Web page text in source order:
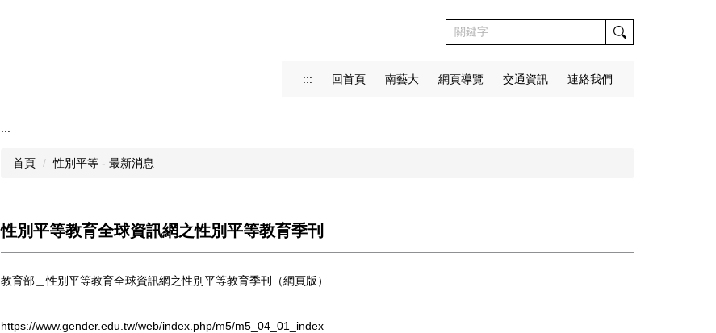
::: 回首頁 南藝大 網頁導覽 交通資訊 連絡我們
:::
首頁 性別平等 - 最新消息
性別平等教育全球資訊網之性別平等教育季刊
教育部＿性別平等教育全球資訊網之性別平等教育季刊（網頁版）
https://www.gender.edu.tw/web/index.php/m5/m5_04_01_index